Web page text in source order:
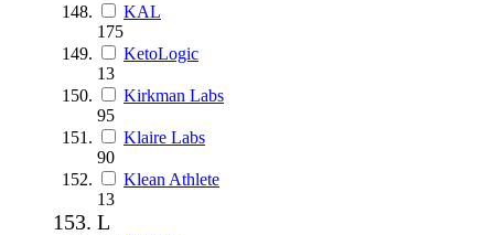
KAL
175
KetoLogic
13
Kirkman Labs
95
Klaire Labs
90
Klean Athlete
13
L